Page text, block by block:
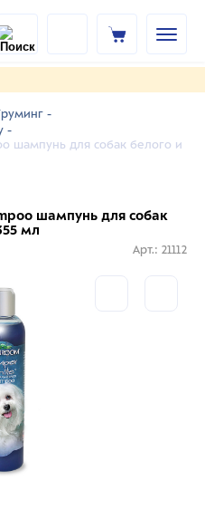
-
-
шампунь для собак белого и
шампунь для собак
мл
Арт.: 21112